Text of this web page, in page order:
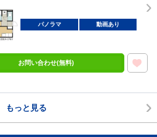
パノラマ 動画あり
お問い合わせ(無料)
もっと見る